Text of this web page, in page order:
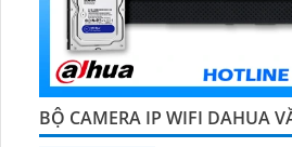
BỘ CAMERA IP WIFI DAHUA